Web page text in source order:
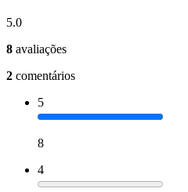
5.0
8 avaliações
2 comentários
5
8
4